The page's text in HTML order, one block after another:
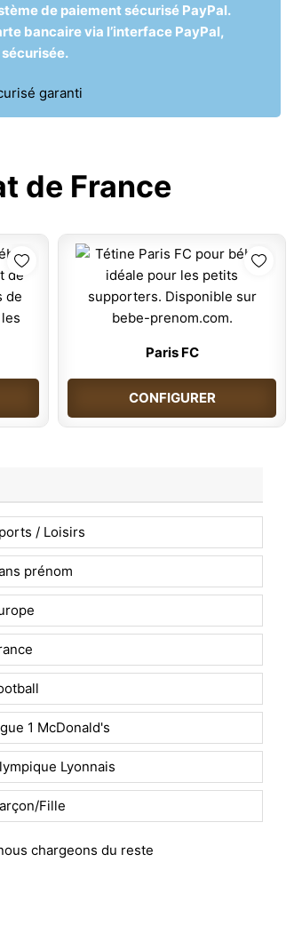
de paiement sécurisé PayPal.
bancaire via l’interface PayPal,
de France
Paris FC
CONFIGURER
/ Loisirs
prénom
1 McDonald's
Lyonnais
Fille